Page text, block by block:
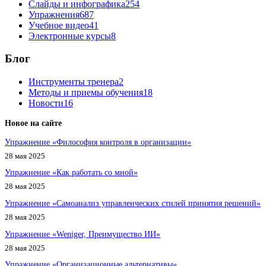
Слайды и инфографика254
Упражнения687
Учебное видео41
Электронные курсы8
Блог
Инструменты тренера2
Методы и приемы обучения18
Новости16
Новое на сайте
Упражнение «Философия контроля в организации»
28 мая 2025
Упражнение «Как работать со мной»
28 мая 2025
Упражнение «Самоанализ управленческих стилей принятия решений»
28 мая 2025
Упражнение «Weniger, Преимущество ИИ»
28 мая 2025